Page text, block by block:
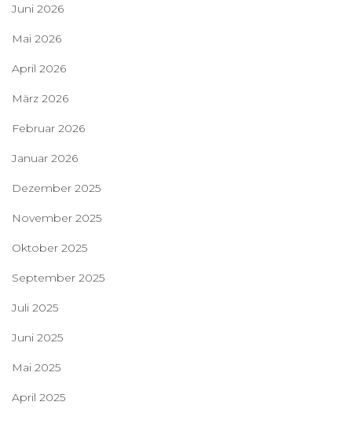
Juni 2026
Mai 2026
April 2026
März 2026
Februar 2026
Januar 2026
Dezember 2025
November 2025
Oktober 2025
September 2025
Juli 2025
Juni 2025
Mai 2025
April 2025